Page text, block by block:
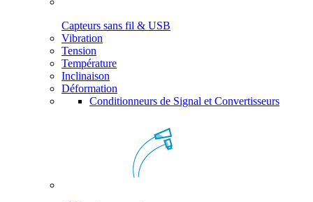
Capteurs sans fil & USB
Vibration
Tension
Température
Inclinaison
Déformation
Conditionneurs de Signal et Convertisseurs